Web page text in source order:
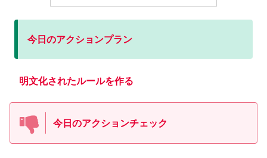
今日のアクションプラン
明文化されたルールを作る
今日のアクションチェック